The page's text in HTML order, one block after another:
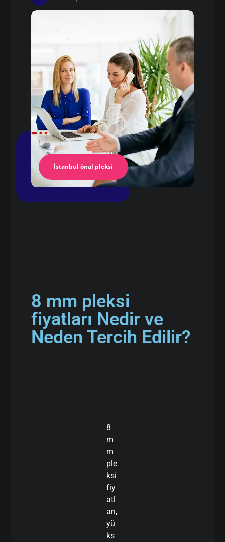
İstanbul önal pleksi
Pleksi Masa
İstanbul Pleksi
8 mm pleksi
fiyatları Nedir ve
Neden Tercih Edilir?
8
m
m
ple
ksi
fiy
atl
arı,
yü
ks